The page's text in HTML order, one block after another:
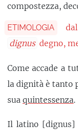
compostezza,
ETIMOLOGIA
dignus degno,
Come accade a
la dignità è tanto
sua quintessenza.
Il latino [dignus]